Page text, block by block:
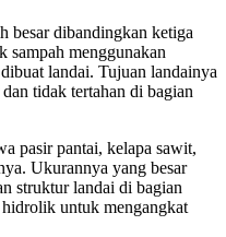
besar dibandingkan ketiga
sampah menggunakan
landai. Tujuan landainya
tidak tertahan di bagian
pasir pantai, kelapa sawit,
Ukurannya yang besar
struktur landai di bagian
untuk mengangkat